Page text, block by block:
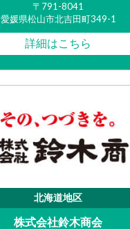
〒791-8041
愛媛県松山市北吉田町349-1
詳細はこちら
北海道地区
株式会社鈴木商会